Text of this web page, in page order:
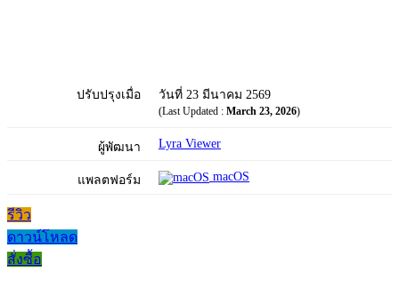
ปรับปรุงเมื่อ วันที่ 23 มีนาคม 2569
(Last Updated : March 23, 2026)
ผู้พัฒนา Lyra Viewer
แพลตฟอร์ม macOS
รีวิว
ดาวน์โหลด
สั่งซื้อ